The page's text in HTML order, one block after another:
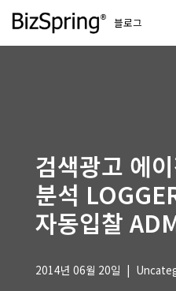
콘
블로그
검색광고 에
분석
자동입찰
2014년 06월 20일